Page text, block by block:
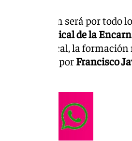
quinta edición será por
Musical de la
musical, la
compuesta porFrancisco